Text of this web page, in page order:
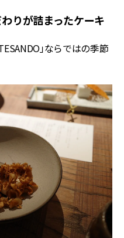
りが詰まったケーキ
」ならではの季節